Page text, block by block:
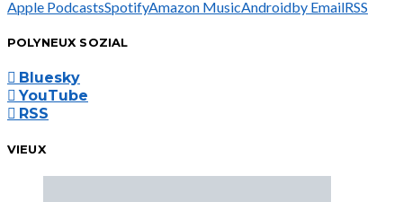
Apple PodcastsSpotifyAmazon MusicAndroidby EmailRSS
POLYNEUX SOZIAL
Bluesky
YouTube
RSS
VIEUX